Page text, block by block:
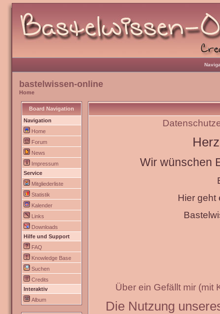
bastelwissen-online
Home
Board Navigation
Navigation
Home
Forum
News
Impressum
Service
Mitgliederliste
Statistik
Kalender
Links
Downloads
Hilfe und Support
FAQ
Knowledge Base
Suchen
Credits
Interaktiv
Album
Wir wünschen
Hier geht
Über ein Gefällt mir (mit
Die Nutzung